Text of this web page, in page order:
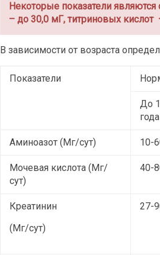
Некоторые показатели
– до 30,0 мГ, титриновых
В зависимости от возраста
Показатели
До 1
года
Аминоазот (Мг/сут) 10-
Мочевая кислота (Мг/
сут)
40-
Креатинин
(Мг/сут)
27-